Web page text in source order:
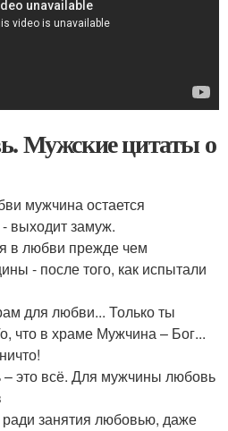
Мужские цитаты о
мужчина остается
выходит замуж.
в любви прежде чем
- после того, как испытали
для любви... Только ты
что в храме Мужчина – Бог...
это всё. Для мужчины любовь
занятия любовью, даже